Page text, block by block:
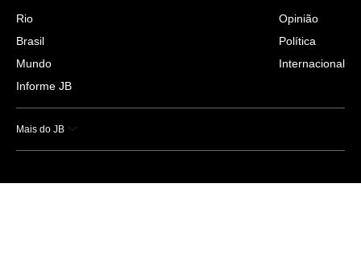
Rio
Brasil
Mundo
Informe JB
Opinião
Política
Internacional
Mais do JB
Esportes